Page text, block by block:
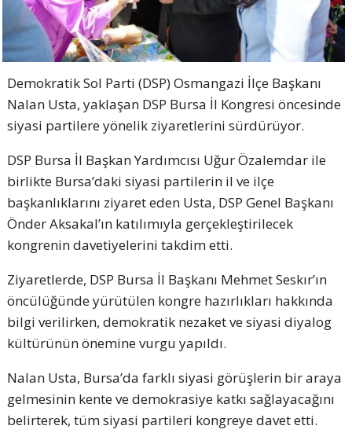
Demokratik Sol Parti (DSP) Osmangazi İlçe Başkanı
Nalan Usta, yaklaşan DSP Bursa İl Kongresi öncesinde
siyasi partilere yönelik ziyaretlerini sürdürüyor.
DSP Bursa İl Başkan Yardımcısı Uğur Özalemdar ile
birlikte Bursa’daki siyasi partilerin il ve ilçe
başkanlıklarını ziyaret eden Usta, DSP Genel Başkanı
Önder Aksakal’ın katılımıyla gerçekleştirilecek
kongrenin davetiyelerini takdim etti.
Ziyaretlerde, DSP Bursa İl Başkanı Mehmet Seskır’ın
öncülüğünde yürütülen kongre hazırlıkları hakkında
bilgi verilirken, demokratik nezaket ve siyasi diyalog
kültürünün önemine vurgu yapıldı.
Nalan Usta, Bursa’da farklı siyasi görüşlerin bir araya
gelmesinin kente ve demokrasiye katkı sağlayacağını
belirterek, tüm siyasi partileri kongreye davet etti.